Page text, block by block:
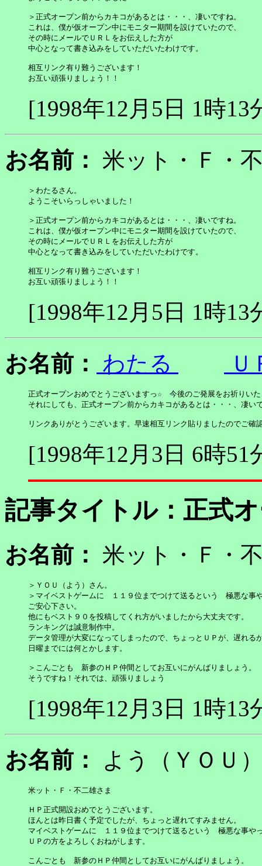
＞正式オープン前からカキコがあるとは・・・、凄いですね。
これは、僕が仮オープン中にモニター期間を設けていたので、
その時にメールでＵＲＬをお伝えした方が
中心となって書き込みをしていただいたわけです。
相互リンク有り難うございます！
お互い頑張りましょう！！
[1998年12月5日 1時13
お名前： 米ット・Ｆ
＞わたるさん。
ようこそいらっしゃいました！
＞正式オープン前からカキコがあるとは・・・、凄いですね。
これは、僕が仮オープン中にモニター期間を設けていたので、
その時にメールでＵＲＬをお伝えした方が
中心となって書き込みをしていただいたわけです。
相互リンク有り難うございます！
お互い頑張りましょう！！
[1998年12月5日 1時13
お名前： わたる Ｕ
正式オープンおめでとうございますっ☆　今後のご発展をお祈りい
それにしても、正式オープン前からカキコがあるとは・・・、凄い
リンクありがとうございます。早速相互リンク貼りましたのでご確
[1998年12月3日 6時51
記事タイトル： 正式
お名前： 米ット・Ｆ
＞ＹＯＵ（よう）さん。
＞マイベストゲームに　１１９位までつけて送るという　極悪な事
ご安心下さい。
他にもベスト９０を投稿してくれ方がいましたから大丈夫です。
ランキングは誠意制作中。
データ管理が大変になってしまったので、ちょっとＵＰが、遅れる
日曜までには何とかします。
＞こんごとも　新参のＨＰ仲間としてお互いにがんばりましょう。
そうですね！それでは、頑張りましょう
[1998年12月3日 1時13
お名前： よう（ＹＯ
米ット・Ｆ・不二雄さま
ＨＰ正式開設おめでとうございます。
ほんとは昨日書く予定でしたが、ちょっと遅れてすみません。
マイベストゲームに　１１９位までつけて送るという　極悪な事や
ＵＰの方をよろしくおねがします。
こんごとも　新参のＨＰ仲間としてお互いにがんばりましょう。